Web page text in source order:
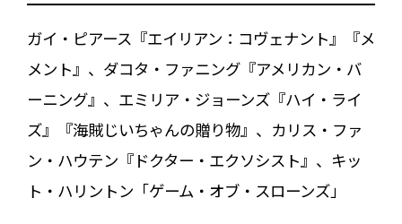
ガイ・ピアース『エイリアン：コヴェナント』『メ
メント』、ダコタ・ファニング『アメリカン・バ
ーニング』、エミリア・ジョーンズ『ハイ・ライ
ズ』『海賊じいちゃんの贈り物』、カリス・ファ
ン・ハウテン『ドクター・エクソシスト』、キッ
ト・ハリントン「ゲーム・オブ・スローンズ」